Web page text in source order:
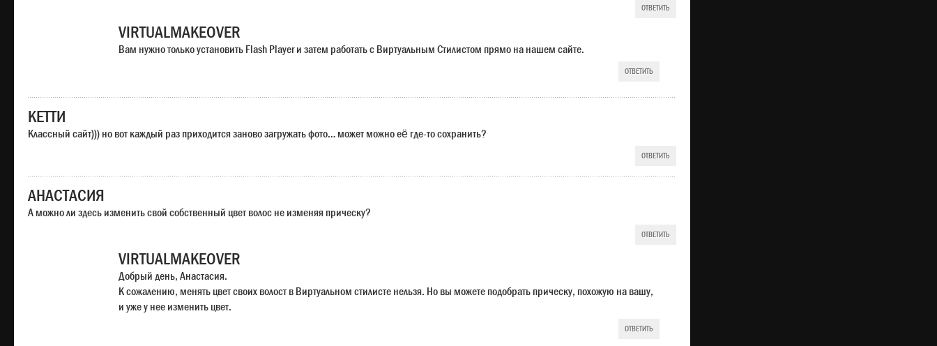
ОТВЕТИТЬ
VIRTUALMAKEOVER
Вам нужно только установить Flash Player и затем работать с Виртуальным Стилистом прямо на нашем сайте.
ОТВЕТИТЬ
КЕТТИ
Классный сайт))) но вот каждый раз приходится заново загружать фото… может можно её где-то сохранить?
ОТВЕТИТЬ
АНАСТАСИЯ
А можно ли здесь изменить свой собственный цвет волос не изменяя прическу?
ОТВЕТИТЬ
VIRTUALMAKEOVER
Добрый день, Анастасия.
К сожалению, менять цвет своих волост в Виртуальном стилисте нельзя. Но вы можете подобрать прическу, похожую на вашу,
и уже у нее изменить цвет.
ОТВЕТИТЬ